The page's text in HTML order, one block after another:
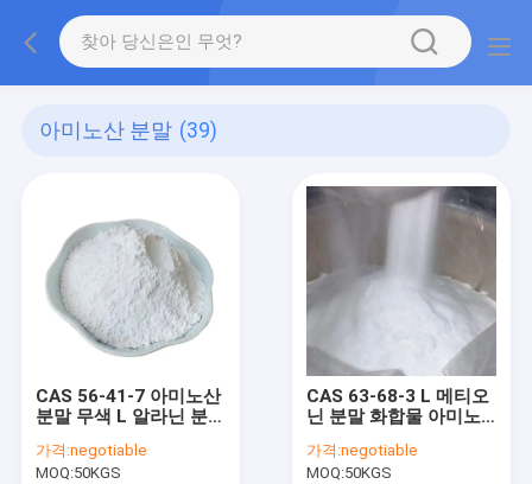
아미노산 분말 (39)
CAS 56-41-7 아미노산
분말 무색 L 알라닌 분말
가격:negotiable
MOQ:50KGS
CAS 63-68-3 L 메티오
닌 분말 화합물 아미노
다
가격:negotiable
MOQ:50KGS